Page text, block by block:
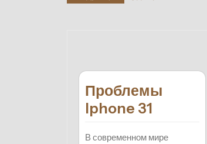
Проблемы
Iphone 31
В современном мире